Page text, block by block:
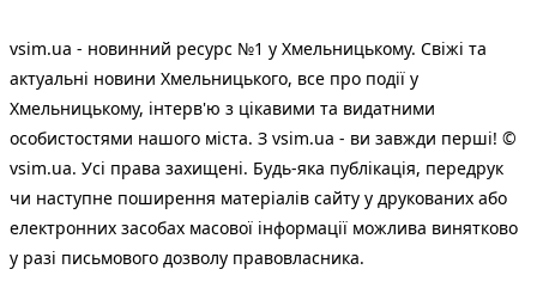
vsim.ua - новинний ресурс №1 у Хмельницькому. Свіжі та
актуальні новини Хмельницького, все про події у
Хмельницькому, інтерв'ю з цікавими та видатними
особистостями нашого міста. З vsim.ua - ви завжди перші! ©
vsim.ua. Усі права захищені. Будь-яка публiкацiя, передрук
чи наступне поширення матеріалів сайту у друкованих або
електронних засобах масової інформації можлива винятково
у разі письмового дозволу правовласника.